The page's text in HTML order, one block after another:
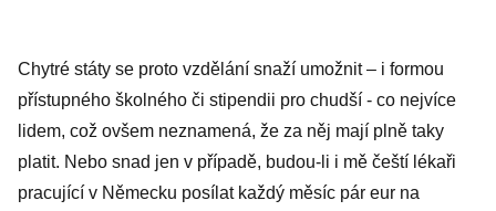
Chytré státy se proto vzdělání snaží umožnit – i formou
přístupného školného či stipendii pro chudší - co nejvíce
lidem, což ovšem neznamená, že za něj mají plně taky
platit. Nebo snad jen v případě, budou-li i mě čeští lékaři
pracující v Německu posílat každý měsíc pár eur na